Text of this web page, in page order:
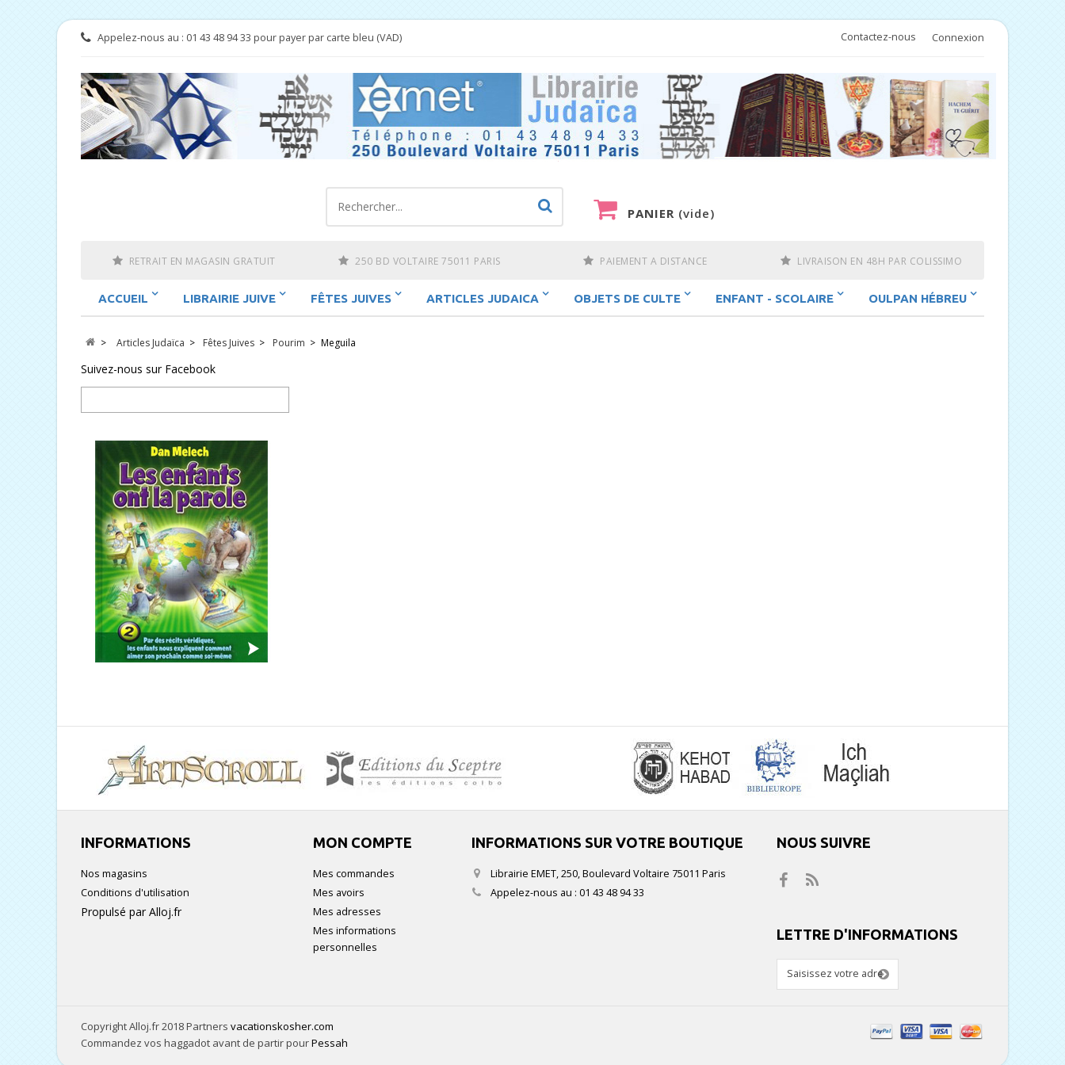
Connexion
Contactez-nous
Appelez-nous au : 01 43 48 94 33 pour payer par carte bleu (VAD)
PANIER (vide)
RETRAIT EN MAGASIN GRATUIT 250 BD VOLTAIRE 75011 PARIS PAIEMENT A DISTANCE LIVRAISON EN 48H PAR COLISSIMO
ACCUEIL LIBRAIRIE JUIVE FÊTES JUIVES ARTICLES JUDAICA OBJETS DE CULTE ENFANT - SCOLAIRE OULPAN HÉBREU
> Articles Judaïca > Fêtes Juives > Pourim > Meguila
Suivez-nous sur Facebook
INFORMATIONS
Nos magasins
Conditions d'utilisation
Propulsé par Alloj.fr
MON COMPTE
Mes commandes
Mes avoirs
Mes adresses
Mes informations
personnelles
INFORMATIONS SUR VOTRE BOUTIQUE
Librairie EMET, 250, Boulevard Voltaire 75011 Paris
Appelez-nous au : 01 43 48 94 33
NOUS SUIVRE
LETTRE D'INFORMATIONS
Copyright Alloj.fr 2018 Partners vacationskosher.com
Commandez vos haggadot avant de partir pourPessah